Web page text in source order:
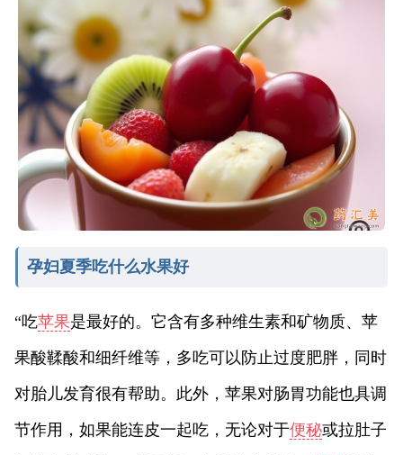
孕妇夏季吃什么水果好
“吃苹果是最好的。它含有多种维生素和矿物质、苹
果酸鞣酸和细纤维等，多吃可以防止过度肥胖，同时
对胎儿发育很有帮助。此外，苹果对肠胃功能也具调
节作用，如果能连皮一起吃，无论对于便秘或拉肚子